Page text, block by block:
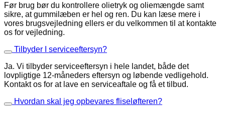
Før brug bør du kontrollere olietryk og oliemængde samt
sikre, at gummilæben er hel og ren. Du kan læse mere i
vores brugsvejledning ellers er du velkommen til at kontakte
os for vejledning.
Tilbyder I serviceeftersyn?
Ja. Vi tilbyder serviceeftersyn i hele landet, både det
lovpligtige 12-måneders eftersyn og løbende vedligehold.
Kontakt os for at lave en serviceaftale og få et tilbud.
Hvordan skal jeg opbevares fliseløfteren?